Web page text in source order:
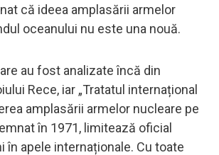
că ideea amplasării armelor
oceanului nu este una nouă.
au fost analizate încă din
Rece, iar „Tratatul internațional
amplasării armelor nucleare pe
în 1971, limitează oficial
în apele internaționale. Cu toate